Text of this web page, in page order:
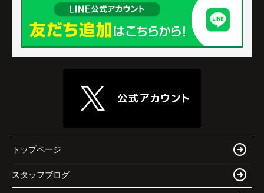
トップページ
スタッフブログ